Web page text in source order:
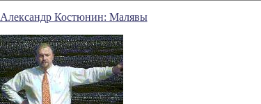
Александр Костюнин: Малявы